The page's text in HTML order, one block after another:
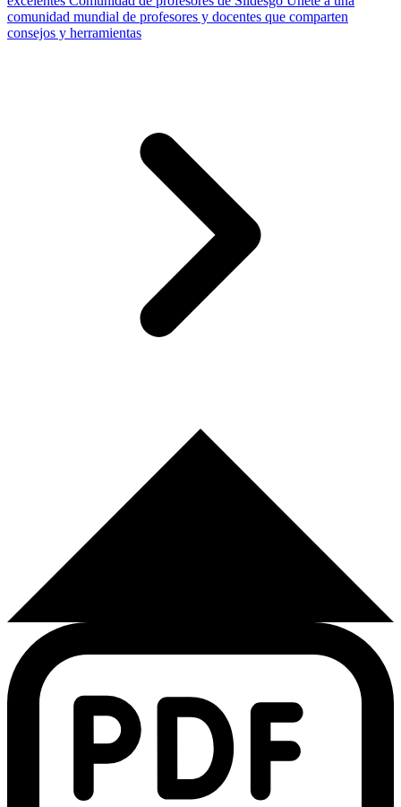
comunidad mundial de profesores y docentes que comparten
consejos y herramientas